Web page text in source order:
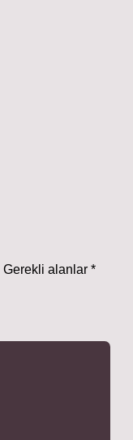
Gerekli alanlar *